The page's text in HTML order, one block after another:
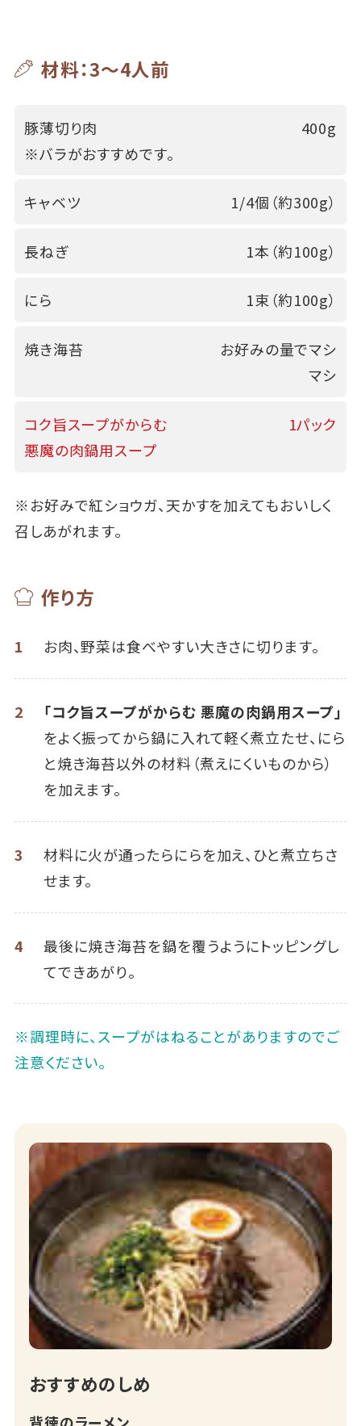
材料：3～4人前
豚薄切り肉
※バラがおすすめです。
400g
キャベツ 1/4個（約300g）
長ねぎ 1本（約100g）
にら 1束（約100g）
焼き海苔
お好みの量でマシ
マシ
コク旨スープがからむ
悪魔の肉鍋用スープ
1パック
※お好みで紅ショウガ、天かすを加えてもおいしく
召しあがれます。
作り方
1 お肉、野菜は食べやすい大きさに切ります。
2
「コク旨スープがからむ 悪魔の肉鍋用スープ」
をよく振ってから鍋に入れて軽く煮立たせ、にら
と焼き海苔以外の材料（煮えにくいものから）
を加えます。
3
材料に火が通ったらにらを加え、ひと煮立ちさ
せます。
4
最後に焼き海苔を鍋を覆うようにトッピングし
てできあがり。
※調理時に、スープがはねることがありますのでご
注意ください。
おすすめのしめ
背徳のラーメン